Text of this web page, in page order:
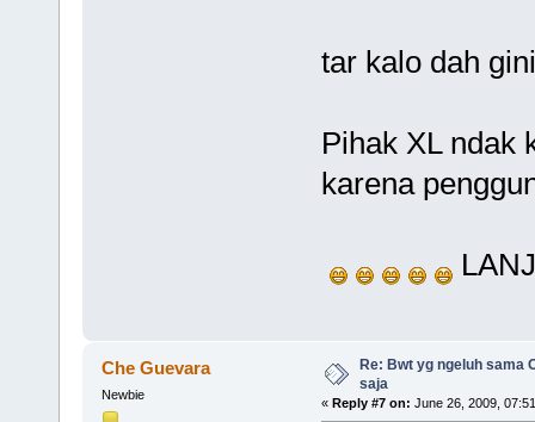
tar kalo dah
Pihak XL ndak
karena
Che Guevara
Newbie
Re: Bwt yg ngeluh sama
saja
« Reply #7 on: June 26, 2009,